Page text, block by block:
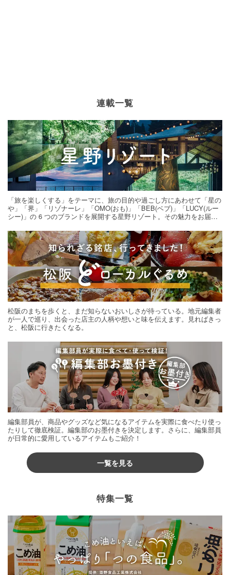
連載一覧
「旅を楽しくする」をテーマに、旅の目的や過ごし方にあわせて「星の
や」「界」「リゾナーレ」「OMO(おも)」「BEB(ベブ)」「LUCY(ルー
シー)」の 6 つのブランドを展開する星野リゾート。その魅力をお届け
松阪のまちを歩くと、まだ知らないおいしさが待っている。地元編集者
が一人で巡り、出会った店主の人柄や想いと味を伝えます。見ればきっ
と、松阪に行きたくなる。
編集部員が、商品やグッズなど気になるアイテムを実際に食べたり使っ
たりして徹底検証。編集部のお墨付きを決定します。さらに、編集部員
が日常的に愛用しているアイテムもご紹介！
一覧を見る
特集一覧